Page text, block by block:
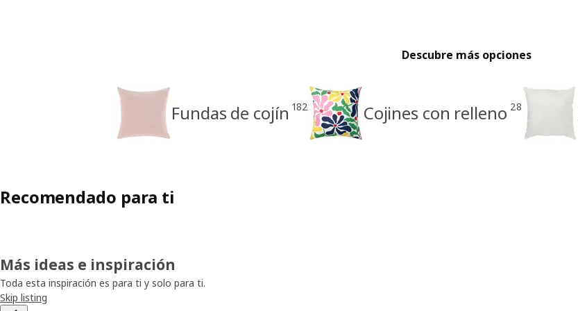
Descubre más opciones
Fundas de cojín 182 Cojines con relleno 28
Recomendado para ti
Más ideas e inspiración
Toda esta inspiración es para ti y solo para ti.
Skip listing